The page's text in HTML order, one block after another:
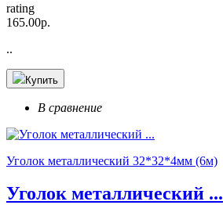
rating
165.00р.
..
Купить
В сравнение
Уголок металлический 32*32*4мм (6м)
Уголок металлический ...